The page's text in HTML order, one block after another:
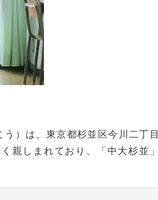
）は、東京都杉並区今川二丁目
親しまれており、「中大杉並」